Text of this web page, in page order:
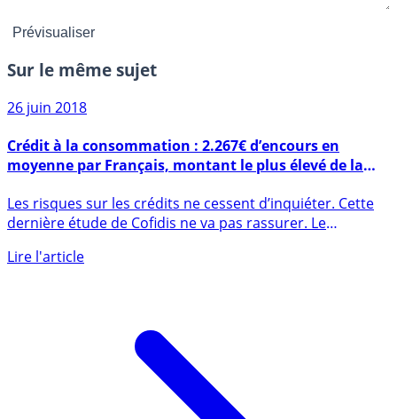
Sur le même sujet
26 juin 2018
moyenne par Français, montant le plus élevé de la
zone Euro
dernière étude de Cofidis ne va pas rassurer. Le